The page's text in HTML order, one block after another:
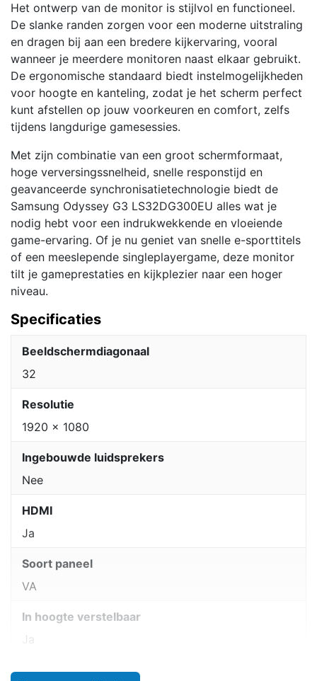
Het ontwerp van de monitor is stijlvol en functioneel.
De slanke randen zorgen voor een moderne uitstraling
en dragen bij aan een bredere kijkervaring, vooral
wanneer je meerdere monitoren naast elkaar gebruikt.
De ergonomische standaard biedt instelmogelijkheden
voor hoogte en kanteling, zodat je het scherm perfect
kunt afstellen op jouw voorkeuren en comfort, zelfs
tijdens langdurige gamesessies.
Met zijn combinatie van een groot schermformaat,
hoge verversingssnelheid, snelle responstijd en
geavanceerde synchronisatietechnologie biedt de
Samsung Odyssey G3 LS32DG300EU alles wat je
nodig hebt voor een indrukwekkende en vloeiende
game-ervaring. Of je nu geniet van snelle e-sporttitels
of een meeslepende singleplayergame, deze monitor
tilt je gameprestaties en kijkplezier naar een hoger
niveau.
Specificaties
Beeldschermdiagonaal
32
Resolutie
1920 x 1080
Ingebouwde luidsprekers
Nee
HDMI
Ja
Soort paneel
VA
In hoogte verstelbaar
Ja